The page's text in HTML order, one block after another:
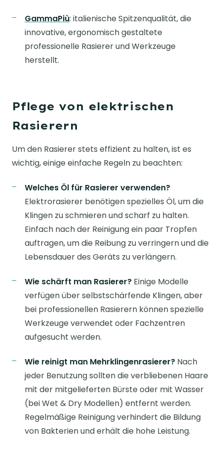
GammaPiù: italienische Spitzenqualität, die
innovative, ergonomisch gestaltete
professionelle Rasierer und Werkzeuge
herstellt.
Pflege von elektrischen
Rasierern
Um den Rasierer stets effizient zu halten, ist es
wichtig, einige einfache Regeln zu beachten:
Welches Öl für Rasierer verwenden?
Elektrorasierer benötigen spezielles Öl, um die
Klingen zu schmieren und scharf zu halten.
Einfach nach der Reinigung ein paar Tropfen
auftragen, um die Reibung zu verringern und die
Lebensdauer des Geräts zu verlängern.
Wie schärft man Rasierer? Einige Modelle
verfügen über selbstschärfende Klingen, aber
bei professionellen Rasierern können spezielle
Werkzeuge verwendet oder Fachzentren
aufgesucht werden.
Wie reinigt man Mehrklingenrasierer? Nach
jeder Benutzung sollten die verbliebenen Haare
mit der mitgelieferten Bürste oder mit Wasser
(bei Wet & Dry Modellen) entfernt werden.
Regelmäßige Reinigung verhindert die Bildung
von Bakterien und erhält die hohe Leistung.